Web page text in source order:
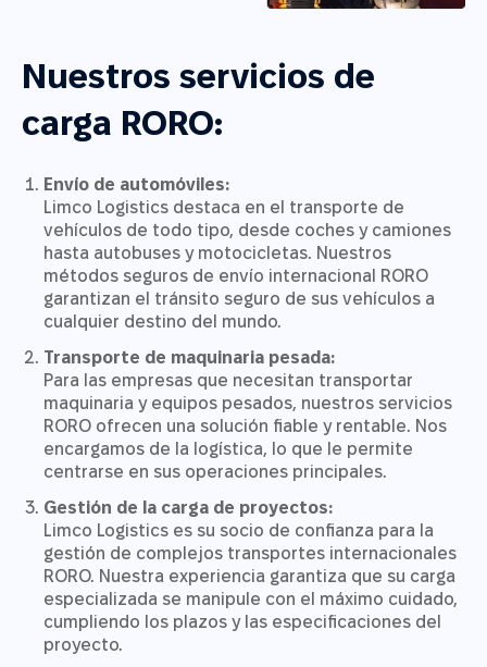
Nuestros servicios de
carga RORO:
Envío de automóviles:
Limco Logistics destaca en el transporte de
vehículos de todo tipo, desde coches y camiones
hasta autobuses y motocicletas. Nuestros
métodos seguros de envío internacional RORO
garantizan el tránsito seguro de sus vehículos a
cualquier destino del mundo.
Transporte de maquinaria pesada:
Para las empresas que necesitan transportar
maquinaria y equipos pesados, nuestros servicios
RORO ofrecen una solución fiable y rentable. Nos
encargamos de la logística, lo que le permite
centrarse en sus operaciones principales.
Gestión de la carga de proyectos:
Limco Logistics es su socio de confianza para la
gestión de complejos transportes internacionales
RORO. Nuestra experiencia garantiza que su carga
especializada se manipule con el máximo cuidado,
cumpliendo los plazos y las especificaciones del
proyecto.